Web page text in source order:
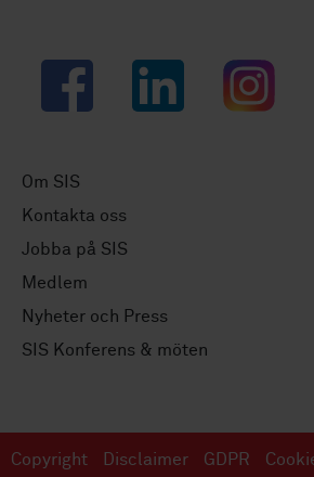
Facebook LinkedIn Instagram
Om SIS
Kontakta oss
Jobba på SIS
Medlem
Nyheter och Press
SIS Konferens & möten
Copyright Disclaimer GDPR